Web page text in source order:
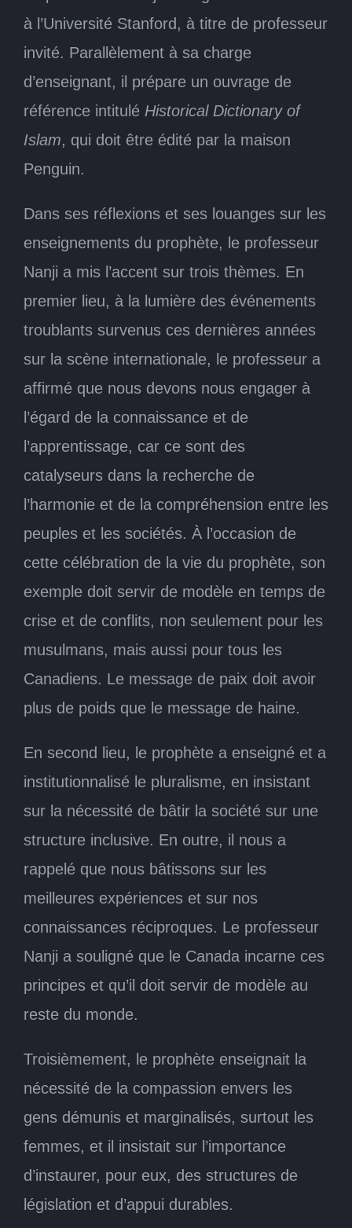
à l’Université Stanford, à titre de professeur
invité. Parallèlement à sa charge
d’enseignant, il prépare un ouvrage de
référence intitulé Historical Dictionary of
Islam, qui doit être édité par la maison
Penguin.
Dans ses réflexions et ses louanges sur les
enseignements du prophète, le professeur
Nanji a mis l’accent sur trois thèmes. En
premier lieu, à la lumière des événements
troublants survenus ces dernières années
sur la scène internationale, le professeur a
affirmé que nous devons nous engager à
l’égard de la connaissance et de
l’apprentissage, car ce sont des
catalyseurs dans la recherche de
l’harmonie et de la compréhension entre les
peuples et les sociétés. À l’occasion de
cette célébration de la vie du prophète, son
exemple doit servir de modèle en temps de
crise et de conflits, non seulement pour les
musulmans, mais aussi pour tous les
Canadiens. Le message de paix doit avoir
plus de poids que le message de haine.
En second lieu, le prophète a enseigné et a
institutionnalisé le pluralisme, en insistant
sur la nécessité de bâtir la société sur une
structure inclusive. En outre, il nous a
rappelé que nous bâtissons sur les
meilleures expériences et sur nos
connaissances réciproques. Le professeur
Nanji a souligné que le Canada incarne ces
principes et qu’il doit servir de modèle au
reste du monde.
Troisièmement, le prophète enseignait la
nécessité de la compassion envers les
gens démunis et marginalisés, surtout les
femmes, et il insistait sur l’importance
d’instaurer, pour eux, des structures de
législation et d’appui durables.